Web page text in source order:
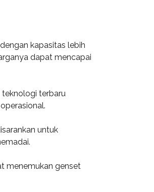
kapasitas lebih
dapat mencapai
teknologi terbaru
untuk
menemukan genset